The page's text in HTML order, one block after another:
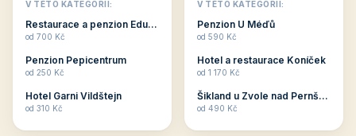
dovolenou přímo
souvisejí. Aktivní
odpočinek jso...
V TÉTO KATEGORII:
Restaurace a penzion Eduard
od 700 Kč
Penzion Pepicentrum
od 250 Kč
Hotel Garni Vildštejn
od 310 Kč
cenově dostupné
ubytování v ČR. Budete
c...
V TÉTO KATEGORII:
Penzion U Méďů
od 590 Kč
Hotel a restaurace Koníček
od 1 170 Kč
Šikland u Zvole nad Pernštejnem
od 490 Kč
👨‍👩‍👧‍👦 🧓